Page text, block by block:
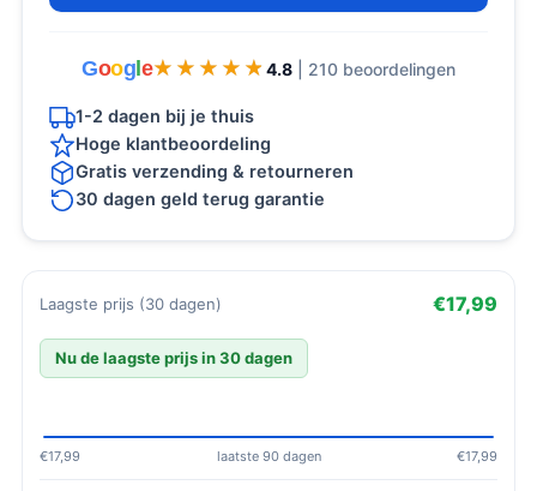
Goog e★★★★★
★★★★★ 4.8 | 210 beoordelingen
1-2 dagen bij je thuis
Hoge klantbeoordeling
Gratis verzending & retourneren
30 dagen geld terug garantie
Laagste prijs (30 dagen) €17,99
Nu de laagste prijs in 30 dagen
€17,99 laatste 90 dagen €17,99